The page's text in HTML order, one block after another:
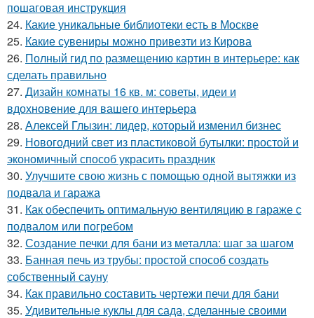
пошаговая инструкция
24. Какие уникальные библиотеки есть в Москве
25. Какие сувениры можно привезти из Кирова
26. Полный гид по размещению картин в интерьере: как
сделать правильно
27. Дизайн комнаты 16 кв. м: советы, идеи и
вдохновение для вашего интерьера
28. Алексей Глызин: лидер, который изменил бизнес
29. Новогодний свет из пластиковой бутылки: простой и
экономичный способ украсить праздник
30. Улучшите свою жизнь с помощью одной вытяжки из
подвала и гаража
31. Как обеспечить оптимальную вентиляцию в гараже с
подвалом или погребом
32. Создание печки для бани из металла: шаг за шагом
33. Банная печь из трубы: простой способ создать
собственный сауну
34. Как правильно составить чертежи печи для бани
35. Удивительные куклы для сада, сделанные своими